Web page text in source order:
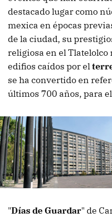
destacado lugar como
mexica en épocas
de la ciudad, su
religiosa en el Tlatelolco
edifios caídos por el
se ha convertido en
últimos 700 años, para
"Días de Guardar" de